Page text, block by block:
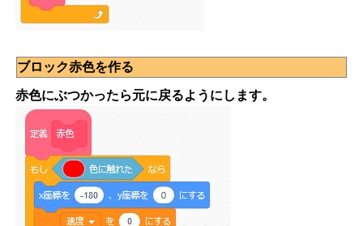
ブロック赤色を作る
赤色にぶつかったら元に戻るようにします。